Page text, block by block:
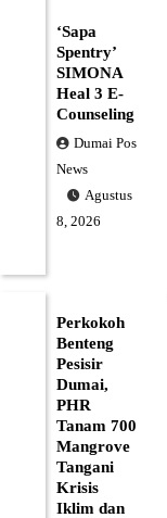
‘Sapa
Spentry’
SIMONA
Heal 3 E-
Counseling
Dumai Pos
News
Agustus
8, 2026
Perkokoh
Benteng
Pesisir
Dumai,
PHR
Tanam 700
Mangrove
Tangani
Krisis
Iklim dan